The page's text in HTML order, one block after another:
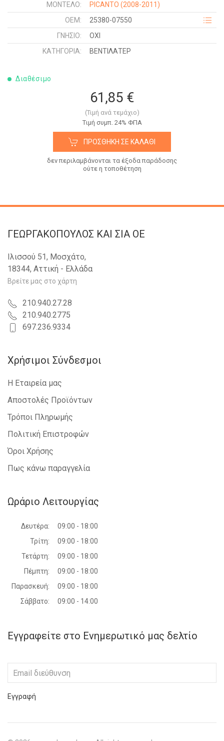
ΜΟΝΤΕΛΟ:
PICANTO (2008-2011)
OEM:
25380-07550
ΓΝΉΣΙΟ:
ΟΧΙ
ΚΑΤΗΓΟΡΊΑ:
ΒΕΝΤΙΛΑΤΕΡ
Διαθέσιμο
61,85 €
(Τιμή ανά τεμάχιο)
Tιμή συμπ. 24% ΦΠΑ
ΠΡΟΣΘΉΚΗ ΣΕ ΚΑΛΆΘΙ
δεν περιλαμβάνονται τα έξοδα παράδοσης
ούτε η τοποθέτηση
ΓΕΩΡΓΑΚΟΠΟΥΛΟΣ KAI ΣΙΑ OE
Ιλισσού 51, Μοσχάτο,
18344, Αττική - Ελλάδα
Βρείτε μας στο χάρτη
210.940.27.28
210.940.2775
697.236.9334
Χρήσιμοι Σύνδεσμοι
Η Εταιρεία μας
Αποστολές Προϊόντων
Τρόποι Πληρωμής
Πολιτική Επιστροφών
Όροι Χρήσης
Πως κάνω παραγγελία
Ωράριο Λειτουργίας
Δευτέρα:
09:00 - 18:00
Τρίτη:
09:00 - 18:00
Τετάρτη:
09:00 - 18:00
Πέμπτη:
09:00 - 18:00
Παρασκευή:
09:00 - 18:00
Σάββατο:
09:00 - 14:00
Εγγραφείτε στο Ενημερωτικό μας δελτίο
Εγγραφή